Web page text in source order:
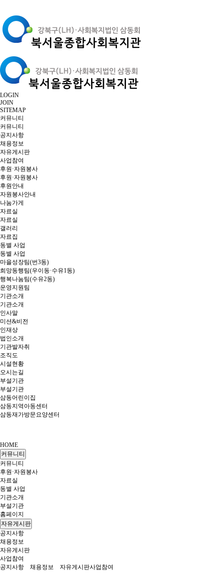
LOGIN
JOIN
SITEMAP
커뮤니티
커뮤니티
공지사항
채용정보
자유게시판
사업참여
후원·자원봉사
후원·자원봉사
후원안내
자원봉사안내
나눔가게
자료실
자료실
갤러리
자료집
동별 사업
동별 사업
마을성장팀(번3동)
희망동행팀(우이동·수유1동)
행복나눔팀(수유2동)
운영지원팀
기관소개
기관소개
인사말
미션&비전
인재상
법인소개
기관발자취
조직도
시설현황
오시는길
부설기관
부설기관
삼동어린이집
삼동지역아동센터
삼동재가방문요양센터
HOME
커뮤니티
커뮤니티
후원·자원봉사
자료실
동별 사업
기관소개
부설기관
홈페이지
자유게시판
공지사항
채용정보
자유게시판
사업참여
공지사항
채용정보 자유게시판사업참여